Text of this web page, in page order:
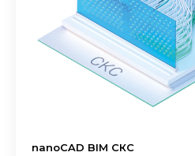
nanoCAD BIM СКС